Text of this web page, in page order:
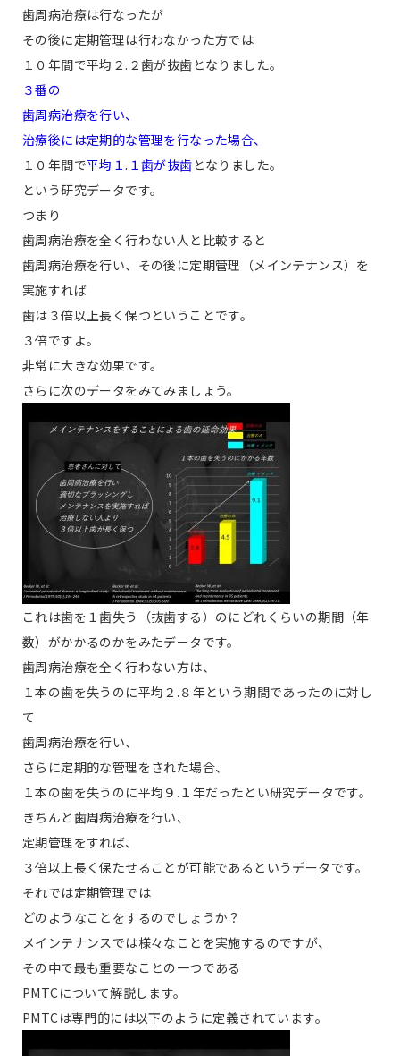
歯周病治療は行なったが
その後に定期管理は行わなかった方では
１０年間で平均２.２歯が抜歯となりました。
３番の
歯周病治療を行い、
治療後には定期的な管理を行なった場合、
１０年間で平均１.１歯が抜歯となりました。
という研究データです。
つまり
歯周病治療を全く行わない人と比較すると
歯周病治療を行い、その後に定期管理（メインテナンス）を
実施すれば
歯は３倍以上長く保つということです。
３倍ですよ。
非常に大きな効果です。
さらに次のデータをみてみましょう。
これは歯を１歯失う（抜歯する）のにどれくらいの期間（年
数）がかかるのかをみたデータです。
歯周病治療を全く行わない方は、
１本の歯を失うのに平均２.８年という期間であったのに対し
て
歯周病治療を行い、
さらに定期的な管理をされた場合、
１本の歯を失うのに平均９.１年だったとい研究データです。
きちんと歯周病治療を行い、
定期管理をすれば、
３倍以上長く保たせることが可能であるというデータです。
それでは定期管理では
どのようなことをするのでしょうか？
メインテナンスでは様々なことを実施するのですが、
その中で最も重要なことの一つである
PMTCについて解説します。
PMTCは専門的には以下のように定義されています。